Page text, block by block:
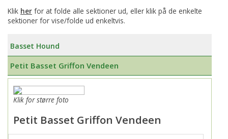
Klik her for at folde alle sektioner ud, eller klik på de enkelte
sektioner for vise/folde ud enkeltvis.
Basset Hound
Petit Basset Griffon Vendeen
Klik for større foto
Petit Basset Griffon Vendeen